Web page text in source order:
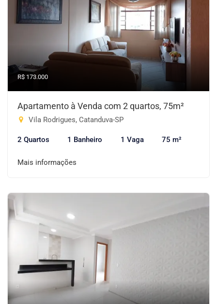
R$ 173.000
Apartamento à Venda com 2 quartos, 75m²
Vila Rodrigues, Catanduva-SP
2 Quartos 1 Banheiro 1 Vaga 75 m²
Mais informações